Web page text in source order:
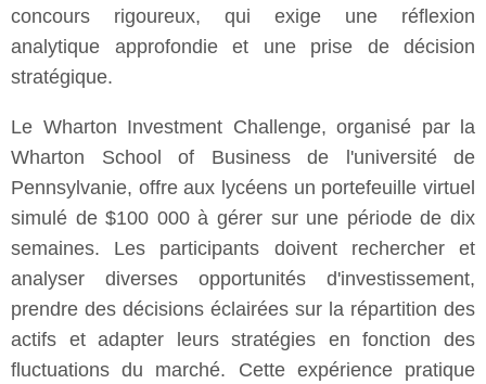
concours rigoureux, qui exige une réflexion
analytique approfondie et une prise de décision
stratégique.
Le Wharton Investment Challenge, organisé par la
Wharton School of Business de l'université de
Pennsylvanie, offre aux lycéens un portefeuille virtuel
simulé de $100 000 à gérer sur une période de dix
semaines. Les participants doivent rechercher et
analyser diverses opportunités d'investissement,
prendre des décisions éclairées sur la répartition des
actifs et adapter leurs stratégies en fonction des
fluctuations du marché. Cette expérience pratique